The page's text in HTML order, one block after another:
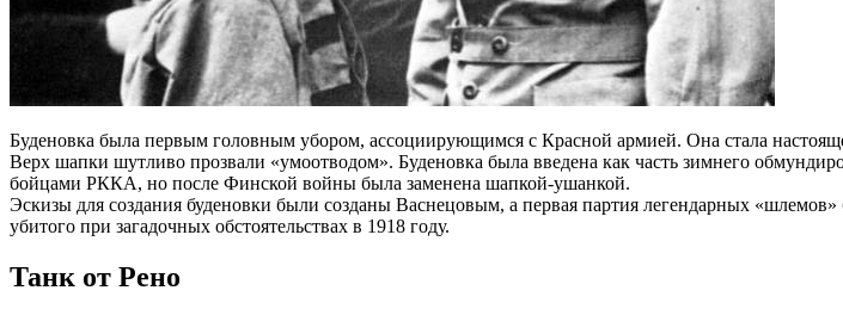
Буденовка была первым головным убором, ассоциирующимся с Красной армией. Она стала
Верх шапки шутливо прозвали «умоотводом». Буденовка была введена как часть зимнего
бойцами РККА, но после Финской войны была заменена шапкой-ушанкой.
Эскизы для создания буденовки были созданы Васнецовым, а первая партия легендарных
убитого при загадочных обстоятельствах в 1918 году.
Танк от Рено